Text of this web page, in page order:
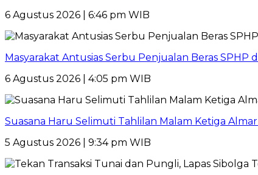
6 Agustus 2026 | 6:46 pm WIB
Masyarakat Antusias Serbu Penjualan Beras
6 Agustus 2026 | 4:05 pm WIB
Suasana Haru Selimuti Tahlilan Malam Ketiga
5 Agustus 2026 | 9:34 pm WIB